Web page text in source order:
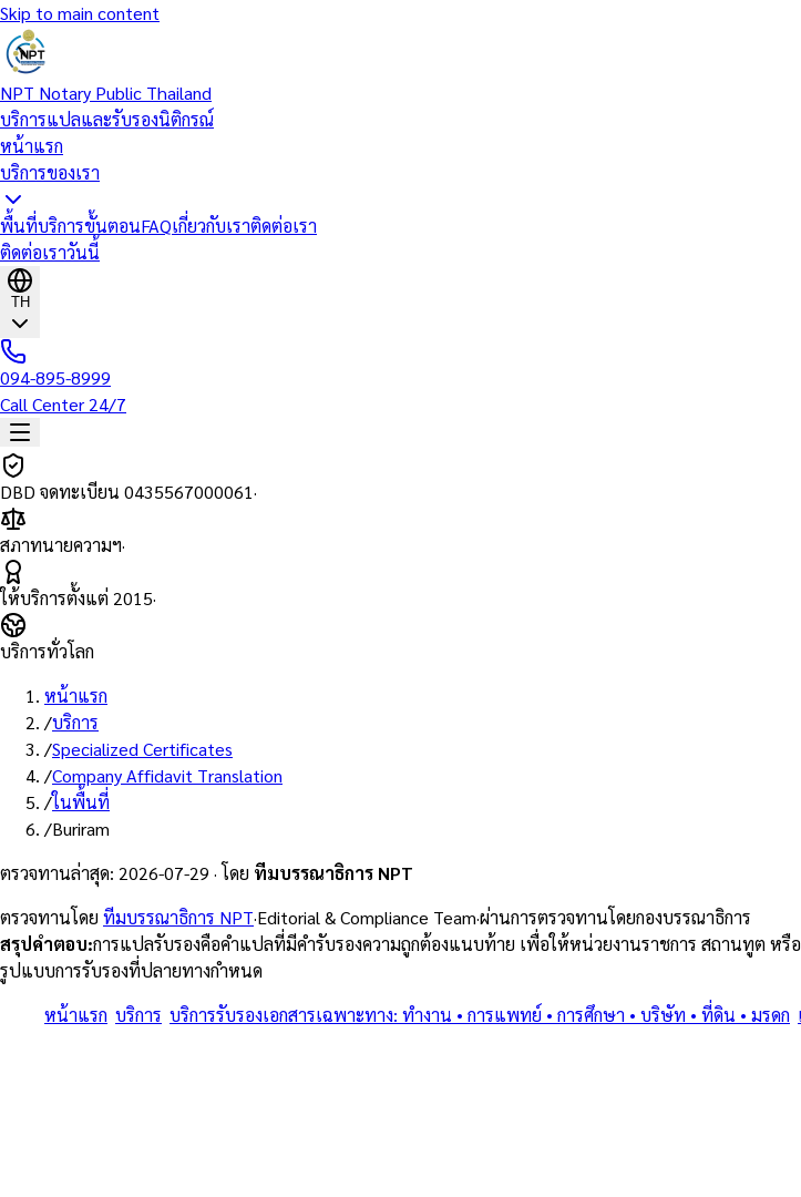
Skip to main content
NPT Notary Public Thailand
บริการแปลและรับรองนิติกรณ์
หน้าแรก
บริการของเรา
พื้นที่บริการขั้นตอนFAQเกี่ยวกับเราติดต่อเรา
ติดต่อเราวันนี้
TH
094-895-8999
Call Center 24/7
DBD จดทะเบียน 0435567000061·
สภาทนายความฯ·
ให้บริการตั้งแต่ 2015·
บริการทั่วโลก
หน้าแรก
/บริการ
/Specialized Certificates
/Company Affidavit Translation
/ในพื้นที่
/Buriram
ตรวจทานล่าสุด: 2026-07-29 · โดย ทีมบรรณาธิการ NPT
ตรวจทานโดย ทีมบรรณาธิการ NPT·Editorial & Compliance Team·ผ่านการตรวจทานโดยกองบรรณาธิการ
สรุปคำตอบ:การแปลรับรองคือคำแปลที่มีคำรับรองความถูกต้องแนบท้าย เพื่อให้หน่วยงานราชการ สถานทูต ห
รูปแบบการรับรองที่ปลายทางกำหนด
หน้าแรก บริการ บริการรับรองเอกสารเฉพาะทาง: ทำงาน • การแพทย์ • การศึกษา • บริษัท • ที่ดิน • มรดก